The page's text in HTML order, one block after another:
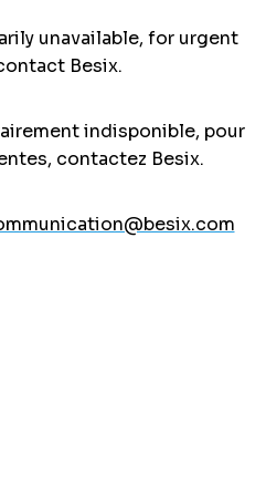
unavailable, for urgent
Besix.
indisponible, pour
contactez Besix.